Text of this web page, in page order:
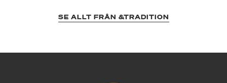
SE ALLT FRÅN &TRADITION